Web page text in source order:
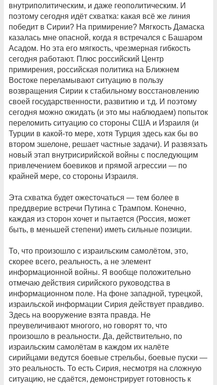
внутриполитическим, и даже геополитическим. И
поэтому сегодня идёт схватка: какая всё же линия
победит в Сирии? На примирение? Мягкость Дамаска
казалась мне опасной, когда я встречался с Башаром
Асадом. Но эта его мягкость, чрезмерная гибкость
сегодня работают. Плюс российский Центр
примирения, российская политика на Ближнем
Востоке переламывают ситуацию в пользу
возвращения Сирии к стабильному восстановлению
своей государственности, развитию и т.д. И поэтому
сегодня можно ожидать (и это мы наблюдаем) попыток
переломить ситуацию со стороны США и Израиля (и
Турции в какой-то мере, хотя Турция здесь как бы во
втором эшелоне, решает частные задачи). И развязать
новый этап внутрисирийской войны с последующим
привлечением боевиков и прямой агрессии — по
крайней мере, со стороны Израиля.
Эта схватка будет ожесточаться — тем более в
преддверие встречи Путина с Трампом. Конечно,
каждая из сторон хочет и пытается (Россия, может
быть, в меньшей степени) иметь сильные позиции.
То, что произошло с израильским самолётом, это,
скорее всего, реальность, а не элемент
информационной войны. Я вообще положительно
отмечаю действия сирийского руководства в
информационном поле. На фоне западной, турецкой,
израильской информации Сирия действует правдиво.
Здесь на вооружение взята правда. Не
преувеличивают многого, но говорят то, что
произошло в реальности. Да, действительно, по
израильским самолётам в каждом их налёте
сирийцами ведутся боевые стрельбы, боевые пуски —
это реальность. То есть Сирия, несмотря на сложную
ситуацию, не сдаётся, демонстрирует готовность к